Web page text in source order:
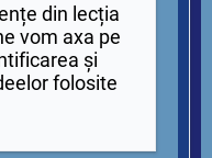
din lecția
vom axa pe
și
folosite